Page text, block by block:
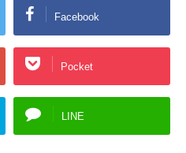
Facebook
Pocket
LINE